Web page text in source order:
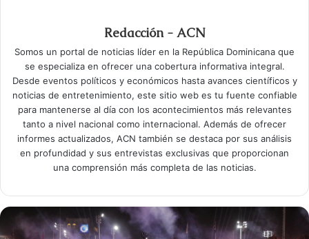
Redacción - ACN
Somos un portal de noticias líder en la República Dominicana que
se especializa en ofrecer una cobertura informativa integral.
Desde eventos políticos y económicos hasta avances científicos y
noticias de entretenimiento, este sitio web es tu fuente confiable
para mantenerse al día con los acontecimientos más relevantes
tanto a nivel nacional como internacional. Además de ofrecer
informes actualizados, ACN también se destaca por sus análisis
en profundidad y sus entrevistas exclusivas que proporcionan
una comprensión más completa de las noticias.